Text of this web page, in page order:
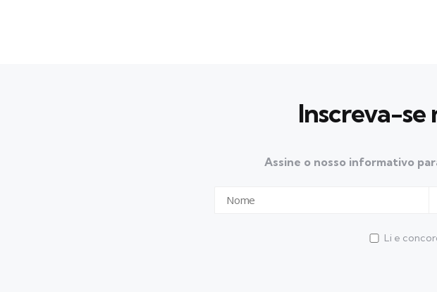
Inscreva-se
Assine o nosso informativo
Li e